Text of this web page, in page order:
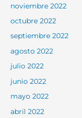
noviembre 2022
octubre 2022
septiembre 2022
agosto 2022
julio 2022
junio 2022
mayo 2022
abril 2022